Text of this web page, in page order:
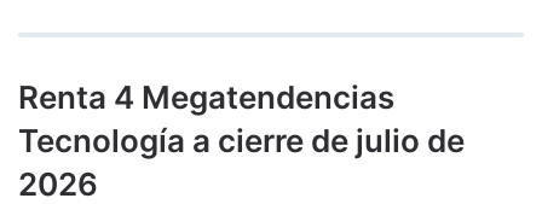
Renta 4 Megatendencias
Tecnología a cierre de julio de
2026